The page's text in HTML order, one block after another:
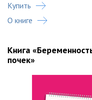
Купить
О книге
Книга
почек»